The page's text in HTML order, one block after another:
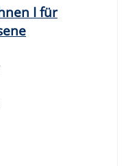
I für